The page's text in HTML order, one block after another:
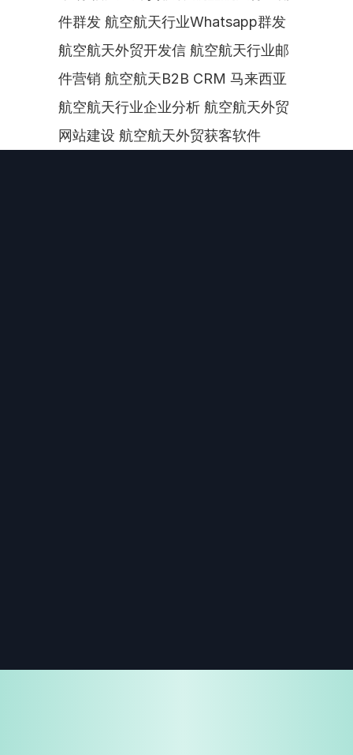
件群发 航空航天行业Whatsapp群发
航空航天外贸开发信 航空航天行业邮
件营销 航空航天B2B CRM 马来西亚
航空航天行业企业分析 航空航天外贸
网站建设 航空航天外贸获客软件